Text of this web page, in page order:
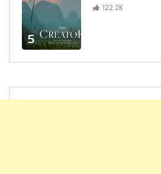
5
122.2K